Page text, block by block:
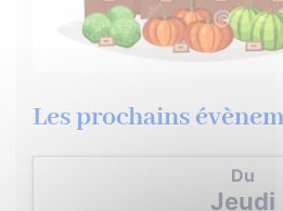
Les prochains
Du
Jeudi